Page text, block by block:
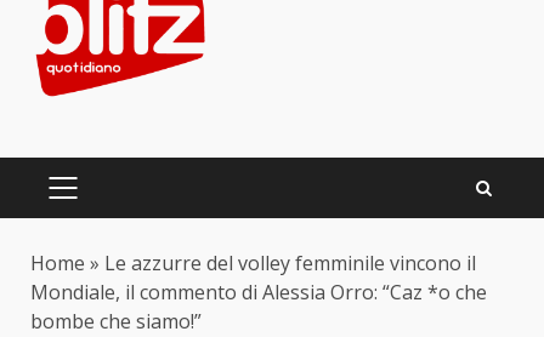
content
PRIMARY
Home » Le azzurre del volley femminile vincono il
Mondiale, il commento di Alessia Orro: “Caz *o che
bombe che siamo!”